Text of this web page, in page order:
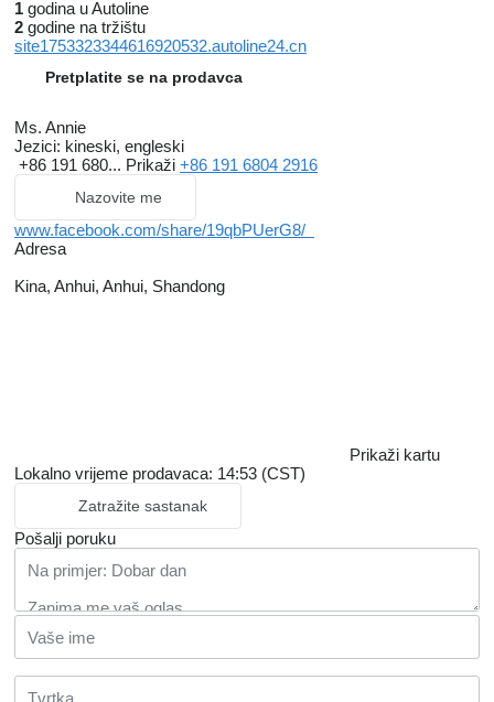
1 godina u Autoline
2 godine na tržištu
site1753323344616920532.autoline24.cn
Pretplatite se na prodavca
Ms. Annie
Jezici: kineski, engleski
+86 191 680... Prikaži +86 191 6804 2916
Nazovite me
www.facebook.com/share/19qbPUerG8/
Adresa
Kina, Anhui, Anhui, Shandong
Prikaži kartu
Lokalno vrijeme prodavaca: 14:53 (CST)
Zatražite sastanak
Pošalji poruku